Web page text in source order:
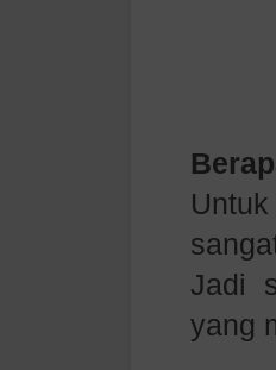
Jadi
yang